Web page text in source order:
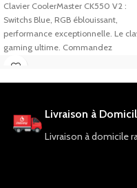
Clavier CoolerMaster CK550 V2 :
Switchs Blue, RGB éblouissant,
performance exceptionnelle. Le
gaming ultime. Commandez
Maintenant!!
Livraison à
Livraison à domicile